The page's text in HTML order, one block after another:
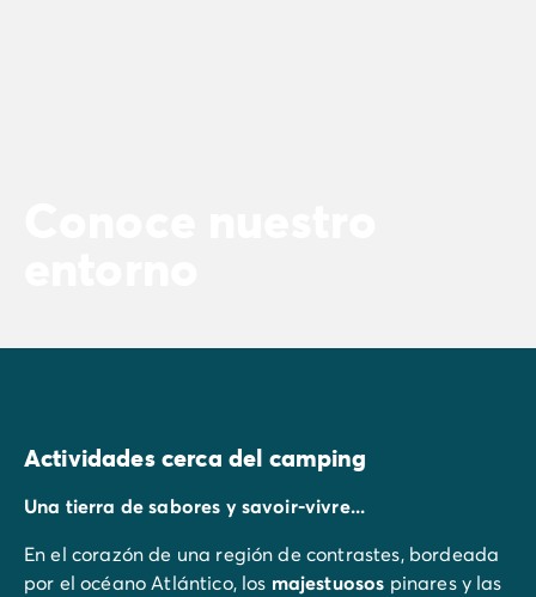
Actividades cerca del camping
Una tierra de sabores y savoir-vivre...
En el corazón de una región de contrastes, bordeada
por el océano Atlántico, los majestuosos pinares y las